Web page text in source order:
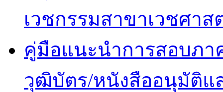
เวชกรรมสาขาเวชศา
คู่มือแนะนำการสอบภา
วุฒิบัตร/หนังสืออนุมัติแ